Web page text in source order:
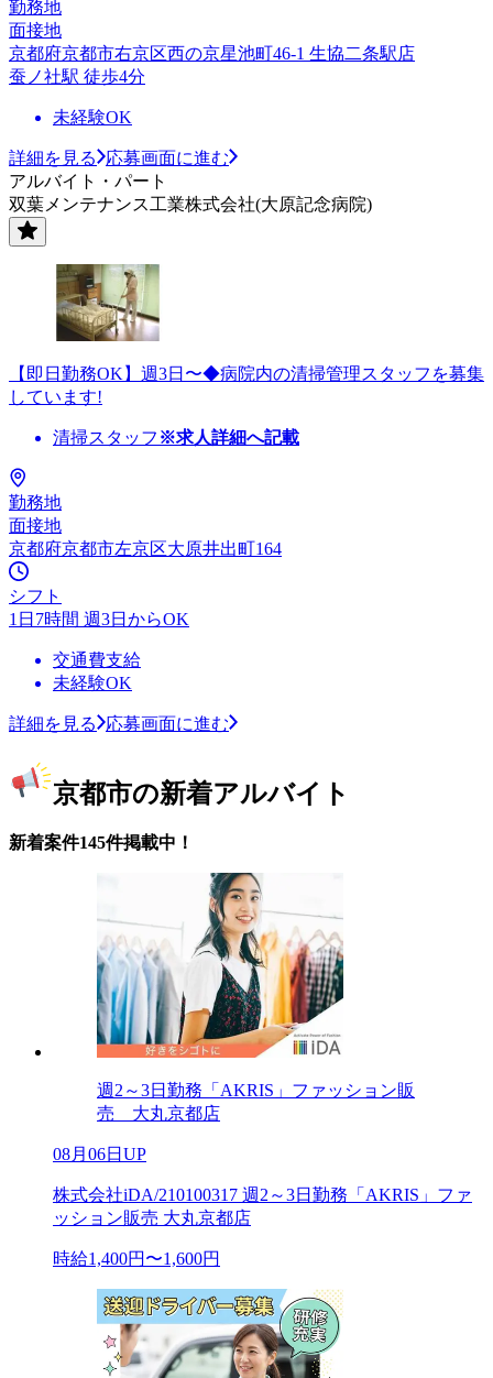
勤務地
面接地
京都府京都市右京区西の京星池町46-1 生協二条駅店
蚕ノ社駅 徒歩4分
未経験OK
詳細を見る
応募画面に進む
アルバイト・パート
双葉メンテナンス工業株式会社(大原記念病院)
【即日勤務OK】週3日〜◆病院内の清掃管理スタッフを募集
しています!
清掃スタッフ ※求人詳細へ記載
勤務地
面接地
京都府京都市左京区大原井出町164
シフト
1日7時間 週3日からOK
交通費支給
未経験OK
詳細を見る 応募画面に進む
京都市の新着アルバイト
新着案件145件掲載中！
週2～3日勤務「AKRIS」ファッション販
売 大丸京都店
08月06日UP
株式会社iDA/210100317 週2～3日勤務「AKRIS」ファ
ッション販売 大丸京都店
時給1,400円〜1,600円